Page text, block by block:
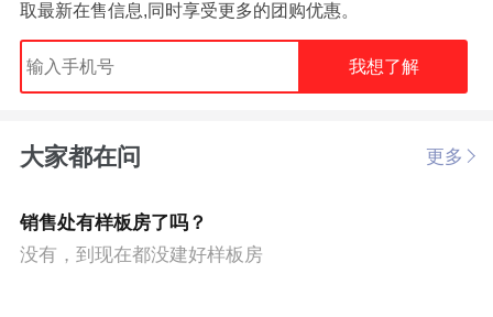
取最新在售信息,同时享受更多的团购优惠。
我想了解
大家都在问 更多
销售处有样板房了吗？
没有，到现在都没建好样板房